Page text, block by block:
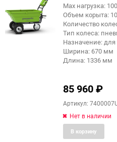
Max нагрузка:
Объем корыта:
Количество
Тип колеса:
Назначение: для
Ширина: 670 мм
Длина: 1336 мм
85 960₽
Артикул:
Нет в наличии
В корзину